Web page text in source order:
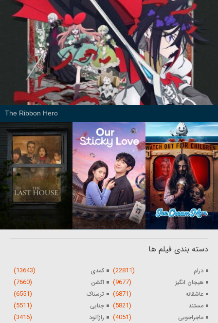
The Ribbon Hero
دسته بندی فیلم ها
درام (22811) کمدی (13643)
هیجان انگیز (9677) اکشن (7660)
عاشقانه (6871) ترسناک (6551)
مستند (5821) جنایی (5511)
ماجراجویی (4051) رازآلود (3416)